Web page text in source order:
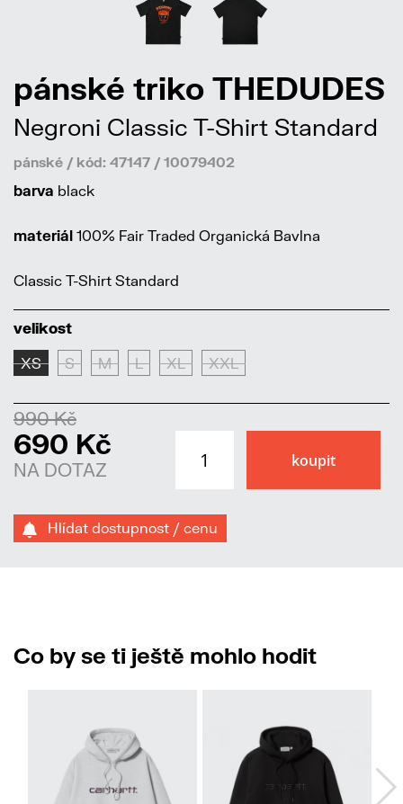
pánské triko THEDUDES
Negroni Classic T-Shirt Standard
pánské / kód: 47147 / 10079402
barva black
materiál 100% Fair Traded Organická Bavlna
Classic T-Shirt Standard
velikost
XS S M L XL XXL
990 Kč
690 Kč
NA DOTAZ
Hlídat dostupnost / cenu
Co by se ti ještě mohlo hodit